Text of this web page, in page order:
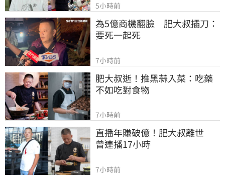
5小時前
為5億商機翻臉　肥大叔插刀：
要死一起死
7小時前
肥大叔逝！推黑蒜入菜：吃藥
不如吃對食物
7小時前
直播年賺破億！肥大叔離世
曾連播17小時
7小時前